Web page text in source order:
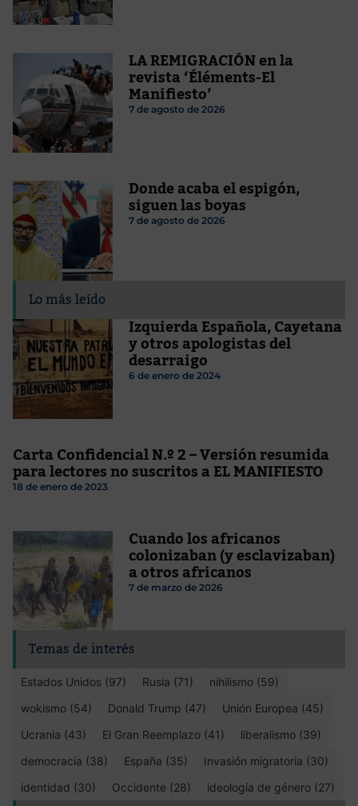
LA REMIGRACIÓN en la
revista ‘Éléments-El
Manifiesto’
7 de agosto de 2026
Donde acaba el espigón,
siguen las boyas
7 de agosto de 2026
Lo más leído
Izquierda Española, Cayetana
y otros apologistas del
desarraigo
6 de enero de 2024
Carta Confidencial N.º 2 – Versión resumida
para lectores no suscritos a EL MANIFIESTO
18 de enero de 2023
Cuando los africanos
colonizaban (y esclavizaban)
a otros africanos
7 de marzo de 2026
Temas de interés
Estados Unidos (97) Rusia (71)
nihilismo (59)
wokismo (54)
Donald Trump (47)
Unión Europea (45)
Ucrania (43)
El Gran Reemplazo (41)
liberalismo (39)
democracia (38)
España (35)
Invasión migratoria (30)
identidad (30)
Occidente (28) ideología de género (27)